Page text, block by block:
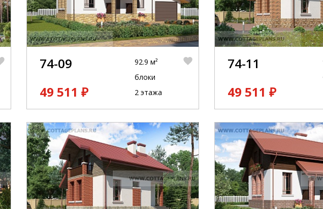
74-09
49 511 ₽
92.9 м²
блоки
2 этажа
74-11
49 511 ₽